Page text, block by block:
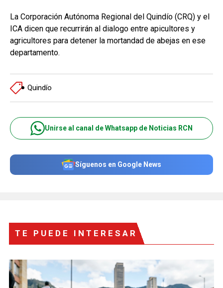
La Corporación Autónoma Regional del Quindío (CRQ) y el
ICA dicen que recurrirán al dialogo entre apicultores y
agricultores para detener la mortandad de abejas en ese
departamento.
Quindío
Unirse al canal de Whatsapp de Noticias RCN
Síguenos en Google News
TE PUEDE INTERESAR